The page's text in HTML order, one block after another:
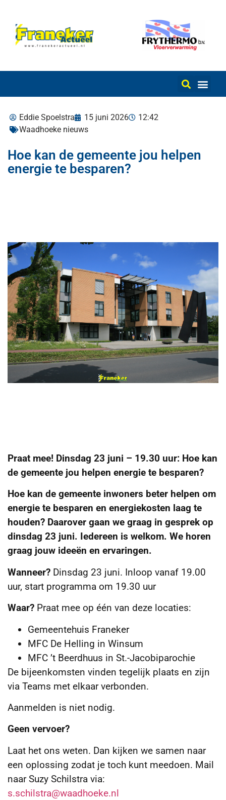
Eddie Spoelstra 15 juni 2026
12:42
Waadhoeke nieuws
Hoe kan de gemeente jou helpen
energie te besparen?
Praat mee! Dinsdag 23 juni – 19.30 uur: Hoe kan
de gemeente jou helpen energie te besparen?
Hoe kan de gemeente inwoners beter helpen om
energie te besparen en energiekosten laag te
houden? Daarover gaan we graag in gesprek op
dinsdag 23 juni. Iedereen is welkom. We horen
graag jouw ideeën en ervaringen.
Wanneer? Dinsdag 23 juni. Inloop vanaf 19.00
uur, start programma om 19.30 uur
Waar? Praat mee op één van deze locaties:
Gemeentehuis Franeker
MFC De Helling in Winsum
MFC ’t Beerdhuus in St.-Jacobiparochie
De bijeenkomsten vinden tegelijk plaats en zijn
via Teams met elkaar verbonden.
Aanmelden is niet nodig.
Geen vervoer?
Laat het ons weten. Dan kijken we samen naar
een oplossing zodat je toch kunt meedoen. Mail
naar Suzy Schilstra via:
s.schilstra@waadhoeke.nl